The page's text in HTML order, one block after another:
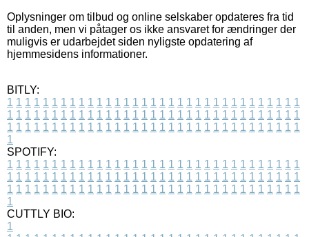
Oplysninger om tilbud og online selskaber opdateres fra tid
til anden, men vi påtager os ikke ansvaret for ændringer der
muligvis er udarbejdet siden nyligste opdatering af
hjemmesidens informationer.
BITLY:
1 1 1 1 1 1 1 1 1 1 1 1 1 1 1 1 1 1 1 1 1 1 1 1 1 1 1 1 1 1 1 1 1
1 1 1 1 1 1 1 1 1 1 1 1 1 1 1 1 1 1 1 1 1 1 1 1 1 1 1 1 1 1 1 1 1
1 1 1 1 1 1 1 1 1 1 1 1 1 1 1 1 1 1 1 1 1 1 1 1 1 1 1 1 1 1 1 1 1
1
SPOTIFY:
1 1 1 1 1 1 1 1 1 1 1 1 1 1 1 1 1 1 1 1 1 1 1 1 1 1 1 1 1 1 1 1 1
1 1 1 1 1 1 1 1 1 1 1 1 1 1 1 1 1 1 1 1 1 1 1 1 1 1 1 1 1 1 1 1 1
1 1 1 1 1 1 1 1 1 1 1 1 1 1 1 1 1 1 1 1 1 1 1 1 1 1 1 1 1 1 1 1 1
1
CUTTLY BIO:
1